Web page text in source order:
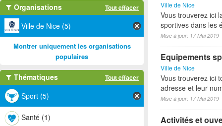
Ville de Nice
Vous trouverez ici
sportives dans les
Mise à jour: 17 Mai 2019
Equipements
Ville de Nice
Vous trouverez ici
adresse et leur
Mise à jour: 17 Mai 2019
Activités et
Organisations Tout effacer
Ville de Nice (5)
Montrer uniquement les organisations
populaires
Thématiques Tout effacer
Sport (5)
Santé (1)